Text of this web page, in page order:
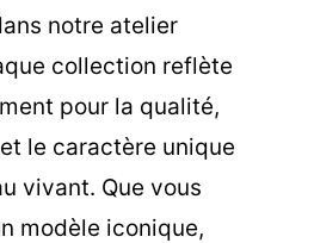
notre atelier
collection reflète
pour la qualité,
le caractère unique
vivant. Que vous
modèle iconique,